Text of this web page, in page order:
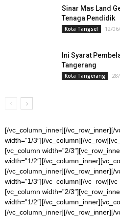
Sinar Mas Land
Tenaga Pendidik
Kota Tangsel 12/
Ini Syarat
Tangerang
Kota Tangerang
[/vc_column_inner][/vc_row_inner][/
width=”1/3″][/vc_column][/
[vc_column width=”2/
width=”1/2″][/
[/vc_column_inner][/vc_row_inner][/
width=”1/3″][/vc_column][/
[vc_column width=”2/
width=”1/2″][/
[/vc_column_inner][/vc_row_inner][/